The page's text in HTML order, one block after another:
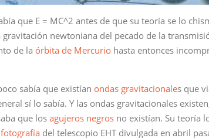
que E = MC^2 antes de que su teoría se lo
gravitación newtoniana del pecado de la
de la órbita de Mercurio hasta entonces
sabía que existían ondas gravitacionales que
sí lo sabía. Y las ondas gravitacionales
que los agujeros negros no existían. Su teoría
fotografía del telescopio EHT divulgada en abril